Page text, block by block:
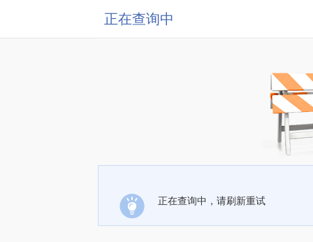
正在查询中
正在查询中，请刷新重试